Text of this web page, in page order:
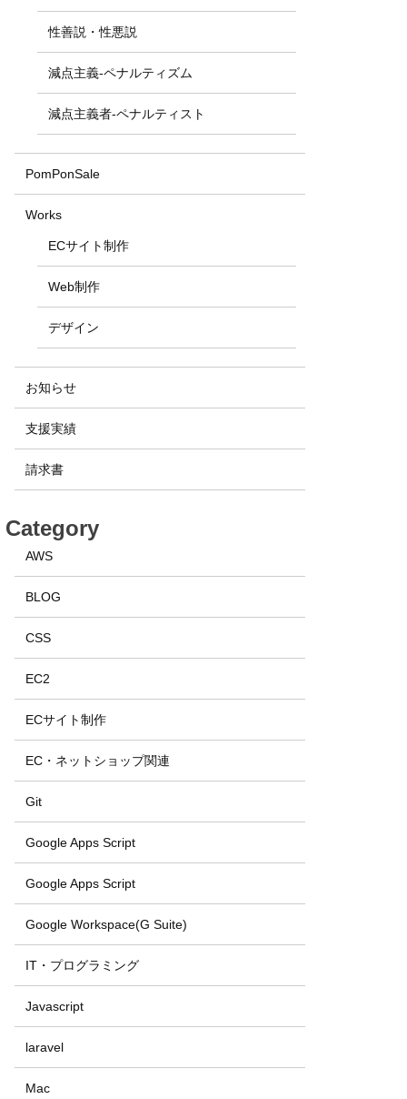
性善説・性悪説
減点主義-ペナルティズム
減点主義者-ペナルティスト
PomPonSale
Works
ECサイト制作
Web制作
デザイン
お知らせ
支援実績
請求書
Category
AWS
BLOG
CSS
EC2
ECサイト制作
EC・ネットショップ関連
Git
Google Apps Script
Google Apps Script
Google Workspace(G Suite)
IT・プログラミング
Javascript
laravel
Mac